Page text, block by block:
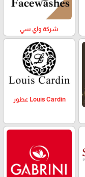
شركة واي سي
Louis Cardin عطور